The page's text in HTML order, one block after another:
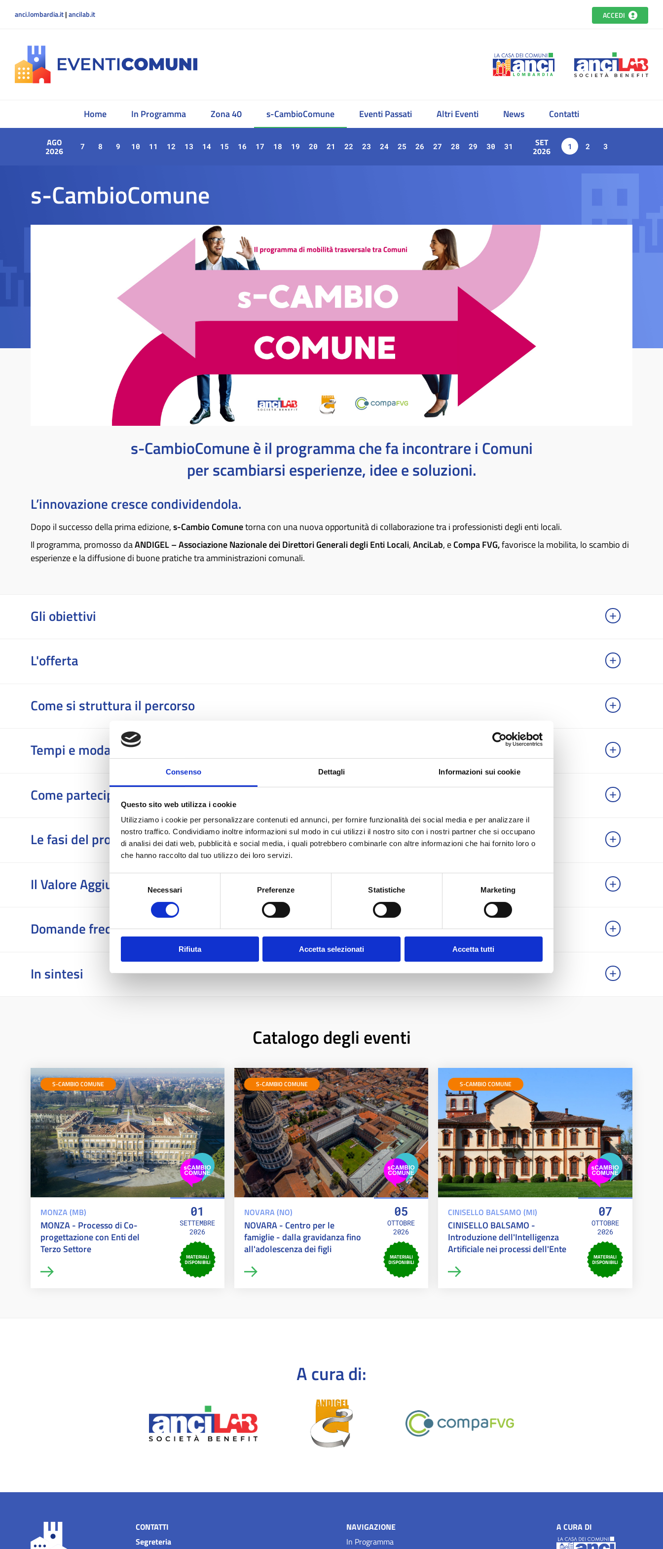
Consenso Dettagli Informazioni sui cookie
Questo sito web utilizza i cookie
Utilizziamo i cookie per personalizzare contenuti ed annunci, per fornire funzionalità dei social media e per analizzare il
nostro traffico. Condividiamo inoltre informazioni sul modo in cui utilizzi il nostro sito con i nostri partner che si occupano
di analisi dei dati web, pubblicità e social media, i quali potrebbero combinarle con altre informazioni che hai fornito loro o
che hanno raccolto dal tuo utilizzo dei loro servizi.
del
Necessari Preferenze Statistiche Marketing
Rifiuta Accetta selezionati Accetta tutti
anci.lombardia.it|ancilab.it ACCEDI
Home In Programma Zona 40 s-CambioComune Eventi Passati Altri Eventi News Contatti
AGO
2026 7 8 9 10 11 12 13 14 15 16 17 18 19 20 21 22 23 24 25 26 27 28 29 30 31 SET
2026 1 2 3
s-CambioComune
s-CambioComune è il programma che fa incontrare i Comuni
per scambiarsi esperienze, idee e soluzioni.
L’innovazione cresce condividendola.
Dopo il successo della prima edizione,s-Cambio Comunetorna con una nuova opportunità di collaborazione tra i professionisti degli enti locali.
Il programma, promosso daANDIGEL – Associazione Nazionale dei Direttori Generali degli Enti Locali,AnciLab, eCompa FVG,favorisce la mobilita, lo scambio di
esperienze e la diffusione di buone pratiche tra amministrazioni comunali.
Gli obiettivi
L'offerta
Come si struttura il percorso
Tempi e modalità
Come partecipare
Le fasi del progetto
Il Valore Aggiunto per gli Enti Ospitanti
Domande frequenti
In sintesi
Catalogo degli eventi
S-CAMBIO COMUNE
MONZA (MB)
MONZA - Processo di Co-
progettazione con Enti del
Terzo Settore
01
SETTEMBRE
2026
S-CAMBIO COMUNE
NOVARA (NO)
NOVARA - Centro per le
famiglie - dalla gravidanza fino
all'adolescenza dei figli
05
OTTOBRE
2026
S-CAMBIO COMUNE
CINISELLO BALSAMO (MI)
CINISELLO BALSAMO -
Introduzione dell'Intelligenza
Artificiale nei processi dell'Ente
07
OTTOBRE
2026
A cura di:
CONTATTI
Segreteria
NAVIGAZIONE
In Programma
A CURA DI